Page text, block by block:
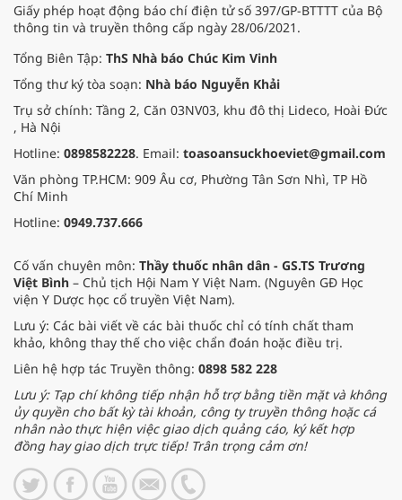
Giấy phép hoạt động báo chí điện tử số 397/GP-BTTTT của Bộ
thông tin và truyền thông cấp ngày 28/06/2021.
Tổng Biên Tập: ThS Nhà báo Chúc Kim Vinh
Tổng thư ký tòa soạn: Nhà báo Nguyễn Khải
Trụ sở chính: Tầng 2, Căn 03NV03, khu đô thị Lideco, Hoài Đức
, Hà Nội
Hotline: 0898582228. Email: toasoansuckhoeviet@gmail.com
Văn phòng TP.HCM: 909 Âu cơ, Phường Tân Sơn Nhì, TP Hồ
Chí Minh
Hotline: 0949.737.666
Cố vấn chuyên môn: Thầy thuốc nhân dân - GS.TS Trương
Việt Bình – Chủ tịch Hội Nam Y Việt Nam. (Nguyên GĐ Học
viện Y Dược học cổ truyền Việt Nam).
Lưu ý: Các bài viết về các bài thuốc chỉ có tính chất tham
khảo, không thay thế cho việc chẩn đoán hoặc điều trị.
Liên hệ hợp tác Truyền thông: 0898 582 228
Lưu ý: Tạp chí không tiếp nhận hỗ trợ bằng tiền mặt và không
ủy quyền cho bất kỳ tài khoản, công ty truyền thông hoặc cá
nhân nào thực hiện việc giao dịch quảng cáo, ký kết hợp
đồng hay giao dịch trực tiếp! Trân trọng cảm ơn!